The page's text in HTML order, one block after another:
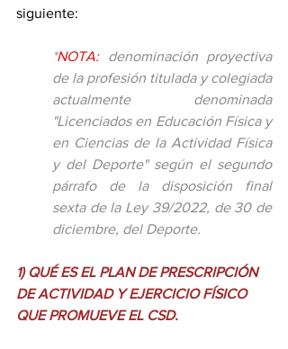
siguiente:
*NOTA: denominación proyectiva
de la profesión titulada y colegiada
actualmente denominada
"Licenciados en Educación Física y
en Ciencias de la Actividad Física
y del Deporte" según el segundo
párrafo de la disposición final
sexta de la Ley 39/2022, de 30 de
diciembre, del Deporte.
1) QUÉ ES EL PLAN DE PRESCRIPCIÓN
DE ACTIVIDAD Y EJERCICIO FÍSICO
QUE PROMUEVE EL CSD.